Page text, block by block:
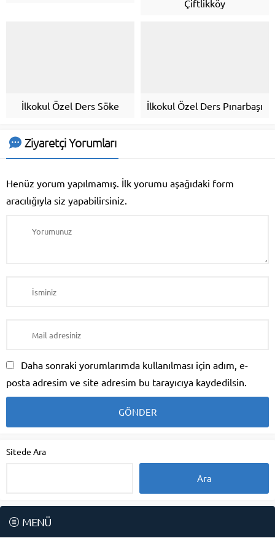
Çiftlikköy
İlkokul Özel Ders Söke İlkokul Özel Ders Pınarbaşı
Ziyaretçi Yorumları
Henüz yorum yapılmamış. İlk yorumu aşağıdaki form
aracılığıyla siz yapabilirsiniz.
Daha sonraki yorumlarımda kullanılması için adım, e-
posta adresim ve site adresim bu tarayıcıya kaydedilsin.
Sitede Ara
MENÜ